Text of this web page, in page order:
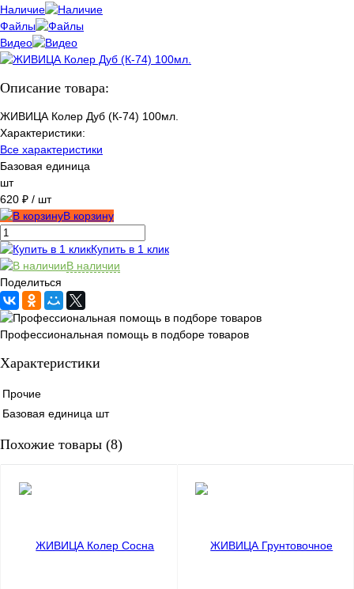
Наличие
Файлы
Видео
Описание товара:
ЖИВИЦА Колер Дуб (К-74) 100мл.
Характеристики:
Все характеристики
Базовая единица
шт
620 ₽ / шт
В корзину
Купить в 1 клик
В наличии
Поделиться
Профессиональная помощь в подборе товаров
Характеристики
Прочие
Базовая единица шт
Похожие товары (8)